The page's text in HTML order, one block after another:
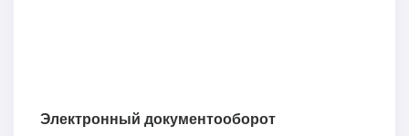
Электронный документооборот